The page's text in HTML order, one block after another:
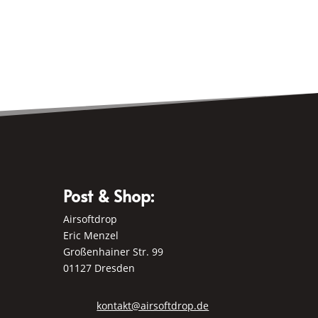
Post & Shop:
Airsoftdrop
Eric Menzel
Großenhainer Str. 99
01127 Dresden
kontakt@airsoftdrop.de